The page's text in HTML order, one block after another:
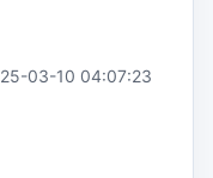
03-10 04:07:23